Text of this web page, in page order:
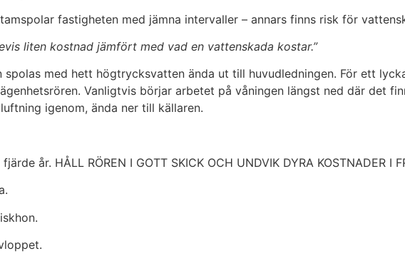
fastigheten med jämna intervaller – annars finns risk för
liten kostnad jämfört med vad en vattenskada kostar.”
spolas med hett högtrycksvatten ända ut till huvudledningen. För ett
Vanligtvis börjar arbetet på våningen längst ned där det
igenom, ända ner till källaren.
år. HÅLL RÖREN I GOTT SKICK OCH UNDVIK DYRA KOSTNADER I